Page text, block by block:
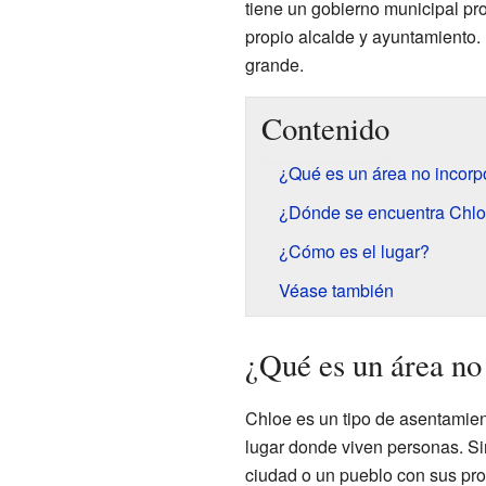
tiene un gobierno municipal
propio alcalde y
grande.
Contenido
¿Qué es un área no
¿Dónde se encuentra
¿Cómo es el lugar?
Véase también
¿Qué es un área
Chloe es un tipo de
lugar donde viven personas.
ciudad o un pueblo con sus